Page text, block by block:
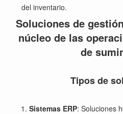
del inventario.
Soluciones de
núcleo de las
de
Tipos de
Sistemas ERP: Soluciones